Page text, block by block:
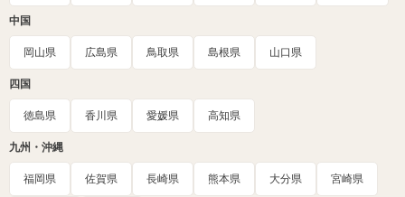
中国
岡山県 広島県 鳥取県 島根県 山口県
四国
徳島県 香川県 愛媛県 高知県
九州・沖縄
福岡県 佐賀県 長崎県 熊本県 大分県 宮崎県